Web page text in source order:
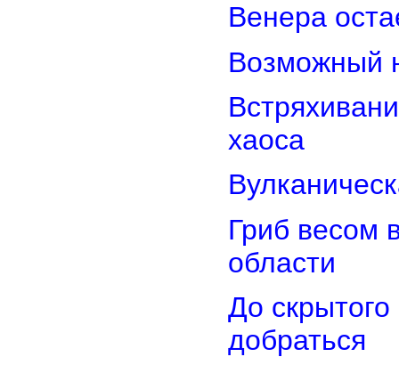
Венера
Возможный
хаоса
Гриб весом
области
До
добраться